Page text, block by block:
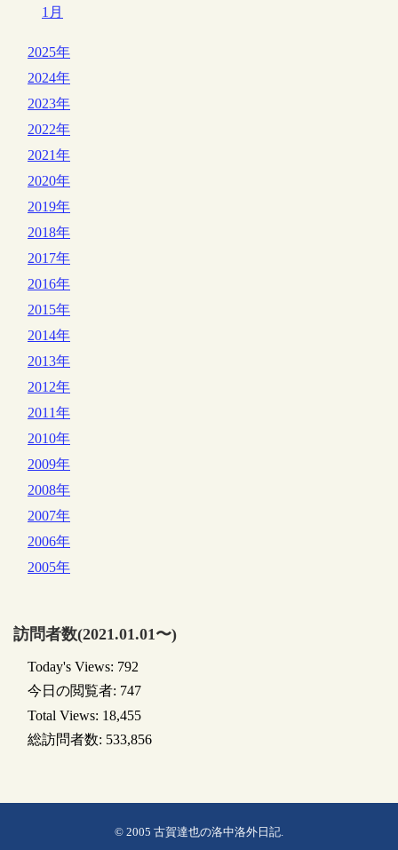
1月
2025年
2024年
2023年
2022年
2021年
2020年
2019年
2018年
2017年
2016年
2015年
2014年
2013年
2012年
2011年
2010年
2009年
2008年
2007年
2006年
2005年
訪問者数(2021.01.01〜)
Today's Views: 792
今日の閲覧者: 747
Total Views: 18,455
総訪問者数: 533,856
© 2005 古賀達也の洛中洛外日記.